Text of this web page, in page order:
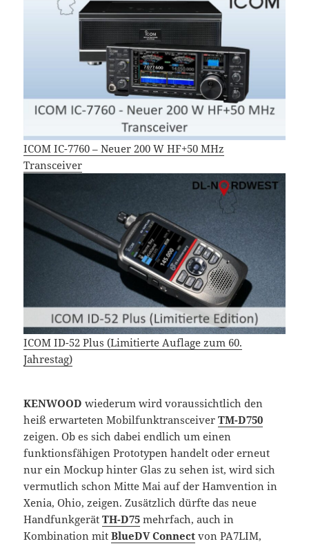
ICOM IC-7760 – Neuer 200 W HF+50 MHz
Transceiver
ICOM ID-52 Plus (Limitierte Auflage zum 60.
Jahrestag)
KENWOOD wiederum wird voraussichtlich den
heiß erwarteten MobilfunktransceiverTM-D750
zeigen. Ob es sich dabei endlich um einen
funktionsfähigen Prototypen handelt oder erneut
nur ein Mockup hinter Glas zu sehen ist, wird sich
vermutlich schon Mitte Mai auf der Hamvention in
Xenia, Ohio, zeigen. Zusätzlich dürfte das neue
HandfunkgerätTH-D75 mehrfach, auch in
Kombination mitBlueDV Connect von PA7LIM,